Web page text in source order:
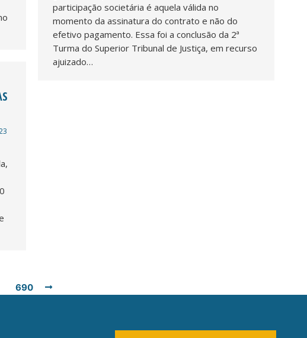
participação societária é aquela válida no
momento da assinatura do contrato e não do
efetivo pagamento. Essa foi a conclusão da 2ª
Turma do Superior Tribunal de Justiça, em recurso
ajuizado…
690